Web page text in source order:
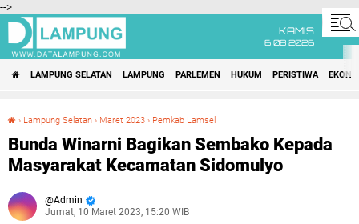
-->
KAMIS
6 08 2026
LAMPUNG SELATAN LAMPUNG PARLEMEN HUKUM PERISTIWA
› Lampung Selatan › Maret 2023 › Pemkab Lamsel
Bunda Winarni Bagikan Sembako Kepada
Masyarakat Kecamatan Sidomulyo
Admin
Jumat, 10 Maret 2023, 15:20 WIB